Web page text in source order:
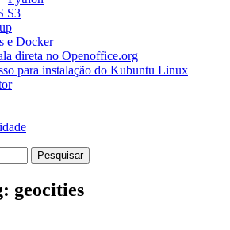
S3
e Docker
direta no Openoffice.org
para instalação do Kubuntu Linux
geocities